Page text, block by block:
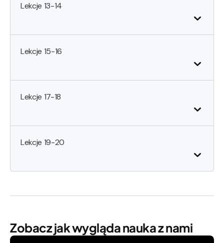
Lekcje 13-14
Lekcje 15-16
Lekcje 17-18
Lekcje 19-20
Zobacz jak wygląda nauka z nami